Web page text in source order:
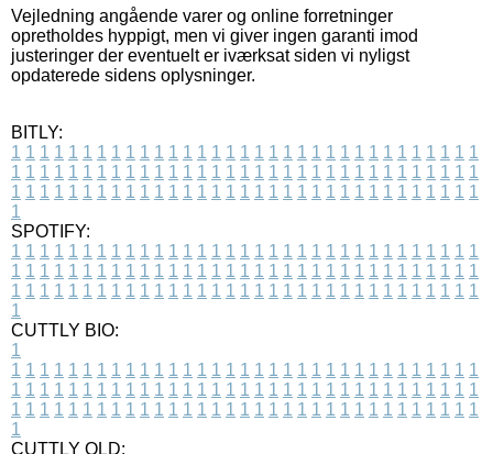
Vejledning angående varer og online forretninger
opretholdes hyppigt, men vi giver ingen garanti imod
justeringer der eventuelt er iværksat siden vi nyligst
opdaterede sidens oplysninger.
BITLY:
1 1 1 1 1 1 1 1 1 1 1 1 1 1 1 1 1 1 1 1 1 1 1 1 1 1 1 1 1 1 1 1 1
1 1 1 1 1 1 1 1 1 1 1 1 1 1 1 1 1 1 1 1 1 1 1 1 1 1 1 1 1 1 1 1 1
1 1 1 1 1 1 1 1 1 1 1 1 1 1 1 1 1 1 1 1 1 1 1 1 1 1 1 1 1 1 1 1 1
1
SPOTIFY:
1 1 1 1 1 1 1 1 1 1 1 1 1 1 1 1 1 1 1 1 1 1 1 1 1 1 1 1 1 1 1 1 1
1 1 1 1 1 1 1 1 1 1 1 1 1 1 1 1 1 1 1 1 1 1 1 1 1 1 1 1 1 1 1 1 1
1 1 1 1 1 1 1 1 1 1 1 1 1 1 1 1 1 1 1 1 1 1 1 1 1 1 1 1 1 1 1 1 1
1
CUTTLY BIO:
1
1 1 1 1 1 1 1 1 1 1 1 1 1 1 1 1 1 1 1 1 1 1 1 1 1 1 1 1 1 1 1 1 1
1 1 1 1 1 1 1 1 1 1 1 1 1 1 1 1 1 1 1 1 1 1 1 1 1 1 1 1 1 1 1 1 1
1 1 1 1 1 1 1 1 1 1 1 1 1 1 1 1 1 1 1 1 1 1 1 1 1 1 1 1 1 1 1 1 1
1
CUTTLY OLD: